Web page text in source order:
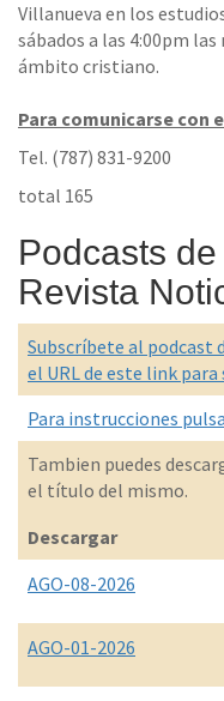
Villanueva en los
sábados a las 4:00pm
ámbito cristiano.
Para comunicarse con
Tel. (787) 831-9200
total 165
Podcasts de
Revista
Subscríbete al podcast
el URL de este link
Para instrucciones
Tambien puedes
el título del mismo.
Descargar
AGO-08-2026
AGO-01-2026